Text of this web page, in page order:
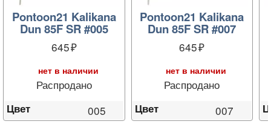
Pontoon21 Kalikana
Dun 85F SR #005
645
нет в наличии
Распродано
Цвет 005
Pontoon21 Kalikana
Dun 85F SR #007
645
нет в наличии
Распродано
Цвет 007